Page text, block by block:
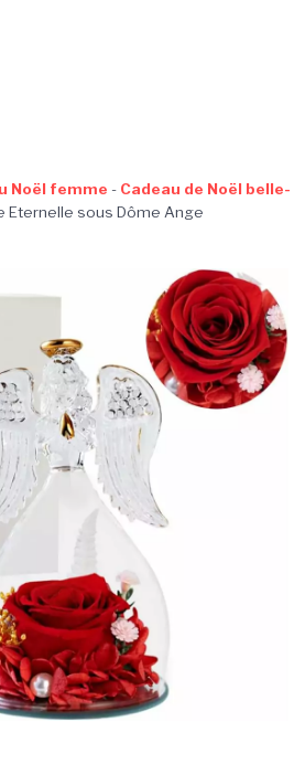
Noël femme - Cadeau de Noël belle-
Eternelle sous Dôme Ange